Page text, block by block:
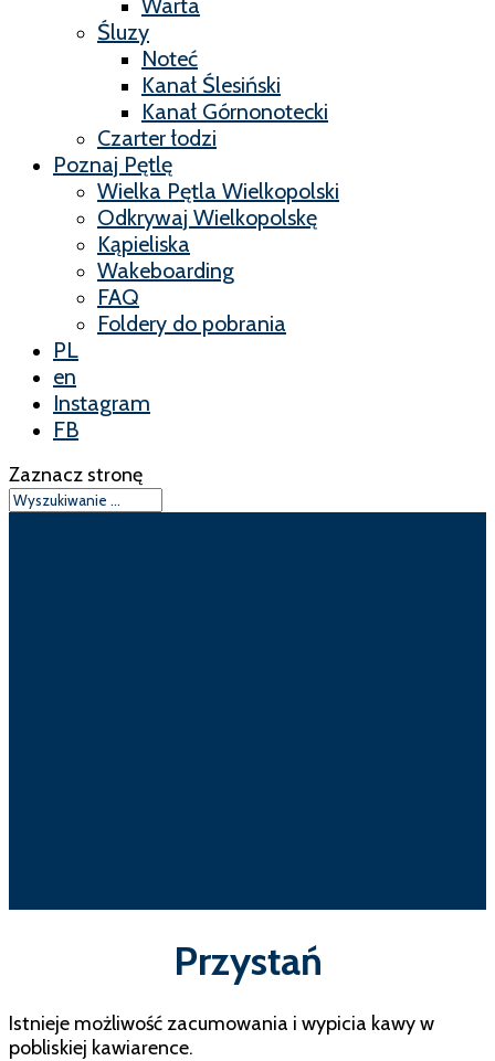
Warta
Śluzy
Noteć
Kanał Ślesiński
Kanał Górnonotecki
Czarter łodzi
Poznaj Pętlę
Wielka Pętla Wielkopolski
Odkrywaj Wielkopolskę
Kąpieliska
Wakeboarding
FAQ
Foldery do pobrania
PL
en
Instagram
FB
Zaznacz stronę
Przystań
Istnieje możliwość zacumowania i wypicia kawy w
pobliskiej kawiarence.